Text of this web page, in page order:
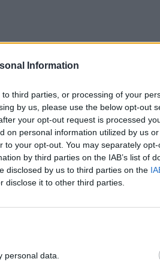
Information
third parties, or processing of your
by us, please use the below opt-out
your opt-out request is processed
on personal information utilized by us
to your opt-out. You may separately
by third parties on the IAB’s list of
disclosed by us to third parties on the
disclose it to other third parties.
personal data.
μέσα από την ενίσχυση
ένα σύγχρονο